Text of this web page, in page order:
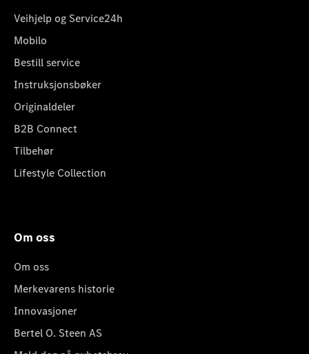
Veihjelp og Service24h
Mobilo
Bestill service
Instruksjonsbøker
Originaldeler
B2B Connect
Tilbehør
Lifestyle Collection
Om oss
Om oss
Merkevarens historie
Innovasjoner
Bertel O. Steen AS